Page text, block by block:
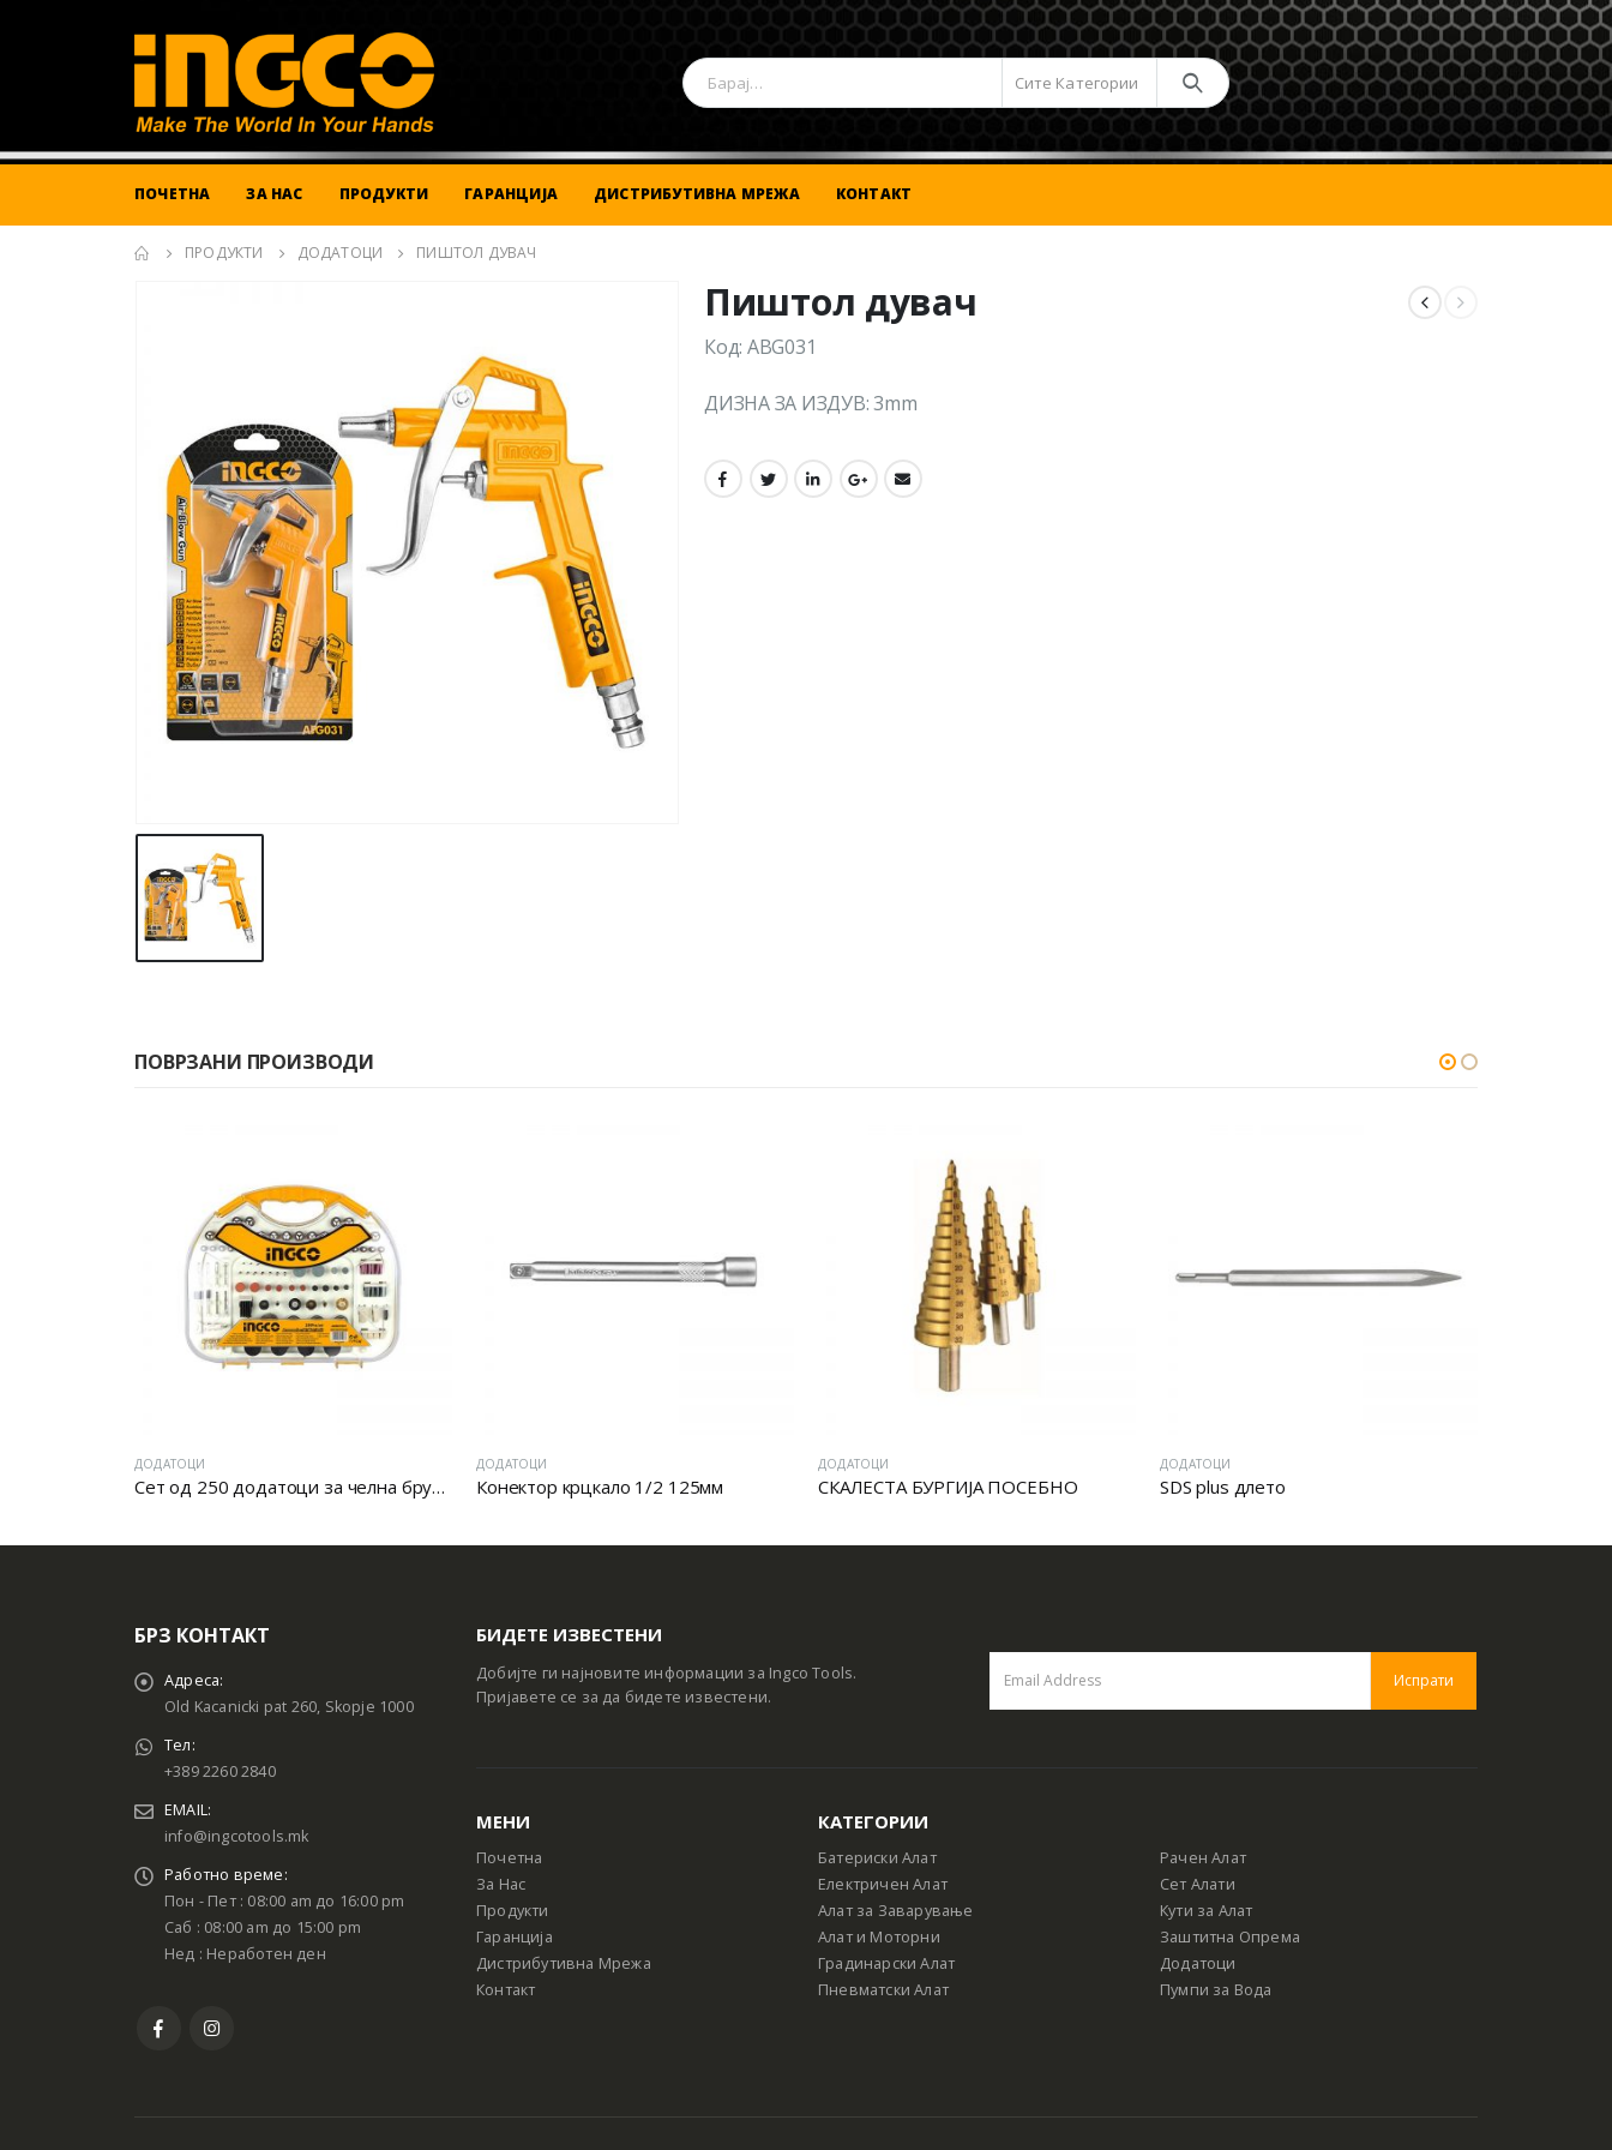
Сите Категории
ПОЧЕТНА ЗА НАС ПРОДУКТИ ГАРАНЦИЈА ДИСТРИБУТИВНА МРЕЖА КОНТАКТ
ПРОДУКТИ ДОДАТОЦИ ПИШТОЛ ДУВАЧ
Пиштол дувач
Код: ABG031
ДИЗНА ЗА ИЗДУВ: 3mm
ПОВРЗАНИ ПРОИЗВОДИ
ДОДАТОЦИ
Сет од 250 додатоци за челна брусилка
ДОДАТОЦИ
Конектор крцкало 1/2 125мм
ДОДАТОЦИ
СКАЛЕСТА БУРГИЈА ПОСЕБНО
ДОДАТОЦИ
SDS plus длето
БРЗ КОНТАКТ
Адреса:
Old Kacanicki pat 260, Skopje 1000
Тел:
+389 2260 2840
EMAIL:
info@ingcotools.mk
Работно време:
Пон - Пет : 08:00 am до 16:00 pm
Саб : 08:00 am до 15:00 pm
Нед : Неработен ден
БИДЕТЕ ИЗВЕСТЕНИ
Добијте ги најновите информации за Ingco Tools.
Пријавете се за да бидете известени.
МЕНИ
Почетна
За Нас
Продукти
Гаранција
Дистрибутивна Мрежа
Контакт
КАТЕГОРИИ
Батериски Алат
Електричен Алат
Алат за Заварување
Алат и Моторни
Градинарски Алат
Пневматски Алат
Рачен Алат
Сет Алати
Кути за Алат
Заштитна Опрема
Додатоци
Пумпи за Вода